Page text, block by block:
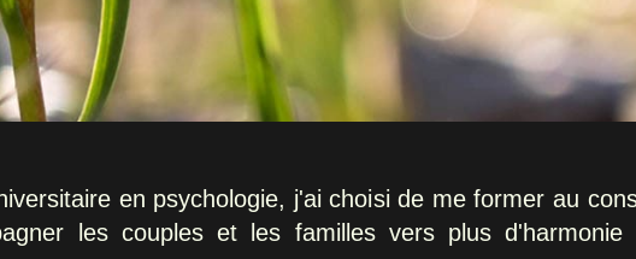
en psychologie, j'ai choisi de me former au
les couples et les familles vers plus